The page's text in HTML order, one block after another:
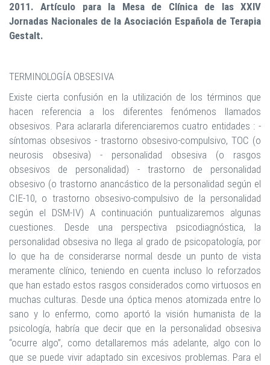
2011. Artículo para la Mesa de Clínica de las XXIV
Jornadas Nacionales de la Asociación Española de Terapia
Gestalt.
TERMINOLOGÍA OBSESIVA
Existe cierta confusión en la utilización de los términos que
hacen referencia a los diferentes fenómenos llamados
obsesivos. Para aclararla diferenciaremos cuatro entidades : -
síntomas obsesivos - trastorno obsesivo-compulsivo, TOC (o
neurosis obsesiva) - personalidad obsesiva (o rasgos
obsesivos de personalidad) - trastorno de personalidad
obsesivo (o trastorno anancástico de la personalidad según el
CIE-10, o trastorno obsesivo-compulsivo de la personalidad
según el DSM-IV) A continuación puntualizaremos algunas
cuestiones. Desde una perspectiva psicodiagnóstica, la
personalidad obsesiva no llega al grado de psicopatología, por
lo que ha de considerarse normal desde un punto de vista
meramente clínico, teniendo en cuenta incluso lo reforzados
que han estado estos rasgos considerados como virtuosos en
muchas culturas. Desde una óptica menos atomizada entre lo
sano y lo enfermo, como aportó la visión humanista de la
psicología, habría que decir que en la personalidad obsesiva
“ocurre algo”, como detallaremos más adelante, algo con lo
que se puede vivir adaptado sin excesivos problemas. Para el